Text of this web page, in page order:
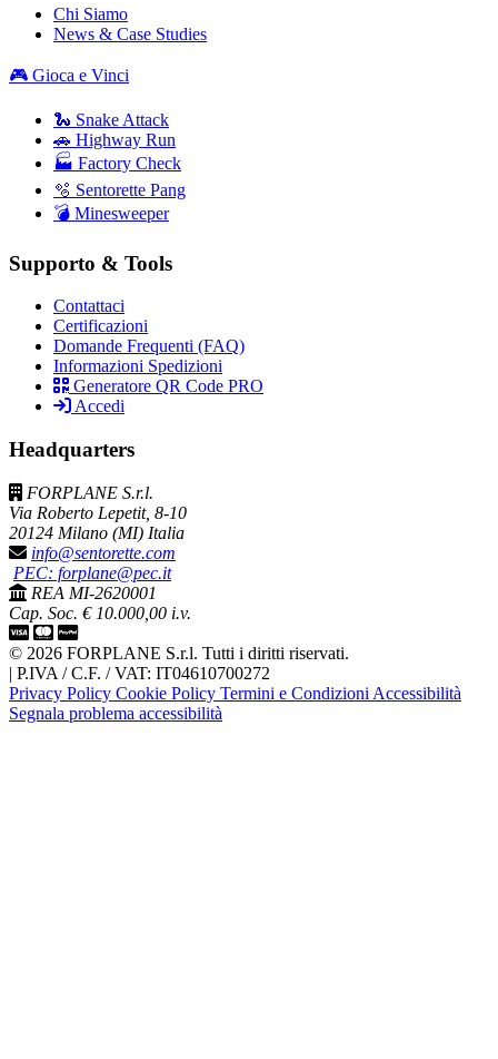
Chi Siamo
News & Case Studies
🎮 Gioca e Vinci
🐍 Snake Attack
🚗 Highway Run
🏭 Factory Check
🫧 Sentorette Pang
💣 Minesweeper
Supporto & Tools
Contattaci
Certificazioni
Domande Frequenti (FAQ)
Informazioni Spedizioni
Generatore QR Code PRO
Accedi
Headquarters
FORPLANE S.r.l.
Via Roberto Lepetit, 8-10
20124 Milano (MI) Italia
info@sentorette.com
PEC: forplane@pec.it
REA MI-2620001
Cap. Soc. € 10.000,00 i.v.
© 2026 FORPLANE S.r.l. Tutti i diritti riservati.
| P.IVA / C.F. / VAT: IT04610700272
Privacy Policy Cookie Policy Termini e Condizioni Accessibilità
Segnala problema accessibilità